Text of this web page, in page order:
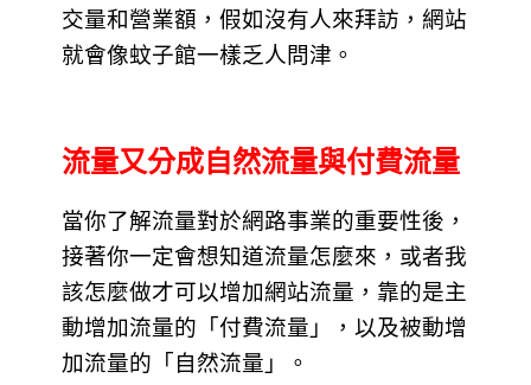
交量和營業額，假如沒有人來拜訪，網站
就會像蚊子館一樣乏人問津。
流量又分成自然流量與付費流量
當你了解流量對於網路事業的重要性後，
接著你一定會想知道流量怎麼來，或者我
該怎麼做才可以增加網站流量，靠的是主
動增加流量的「付費流量」，以及被動增
加流量的「自然流量」。